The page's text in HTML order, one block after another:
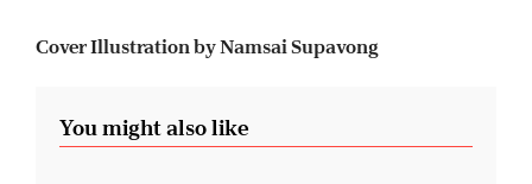
Cover Illustration by Namsai Supavong
You might also like